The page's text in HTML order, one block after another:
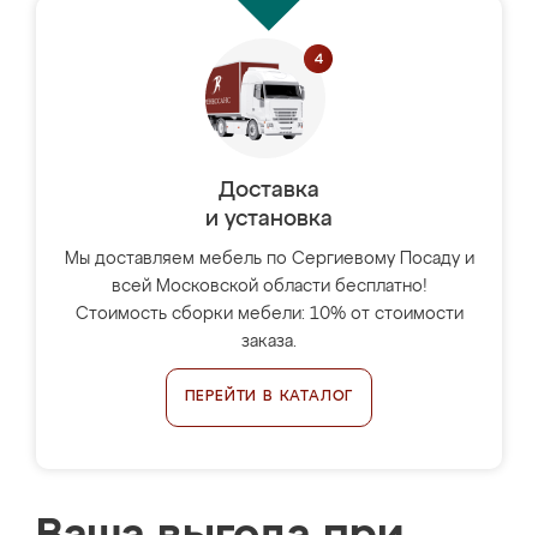
Доставка
и установка
Мы доставляем мебель по Сергиевому Посаду и
всей Московской области бесплатно!
Стоимость сборки мебели: 10% от стоимости
заказа.
ПЕРЕЙТИ В КАТАЛОГ